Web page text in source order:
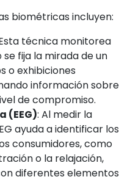
biométricas incluyen:
técnica monitorea
fija la mirada de un
o exhibiciones
información sobre
de compromiso.
(EEG): Al medir la
ayuda a identificar los
consumidores, como
o la relajación,
diferentes elementos